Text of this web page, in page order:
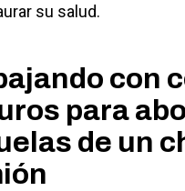
su salud.
con
para
de un